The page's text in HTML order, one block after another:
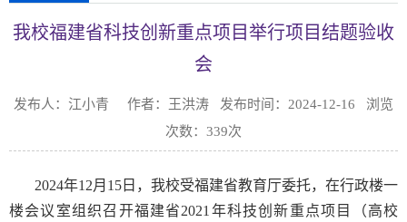
我校福建省科技创新重点项目举行项目结题验收
会
发布人：江小青 作者：王洪涛 发布时间：2024-12-16 浏览
次数： 339次
2024年12月15日，我校受福建省教育厅委托，在行政楼一
楼会议室组织召开福建省2021年科技创新重点项目（高校